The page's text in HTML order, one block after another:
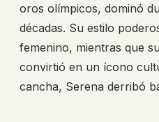
oros olímpicos, dominó
décadas. Su estilo
femenino, mientras que
convirtió en un ícono
cancha, Serena derribó